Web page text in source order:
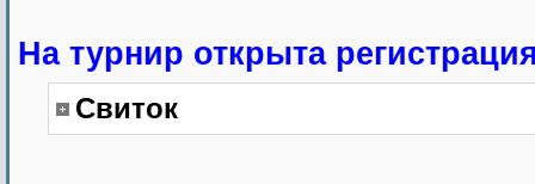
На турнир открыта
Свиток